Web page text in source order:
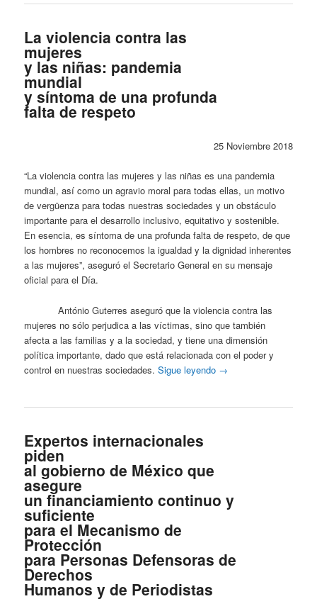
La violencia contra las
mujeres
y las niñas: pandemia
mundial
y síntoma de una profunda
falta de respeto
25 Noviembre 2018
“La violencia contra las mujeres y las niñas es una pandemia
mundial, así como un agravio moral para todas ellas, un motivo
de vergüenza para todas nuestras sociedades y un obstáculo
importante para el desarrollo inclusivo, equitativo y sostenible.
En esencia, es síntoma de una profunda falta de respeto, de que
los hombres no reconocemos la igualdad y la dignidad inherentes
a las mujeres”, aseguró el Secretario General en su mensaje
oficial para el Día.
António Guterres aseguró que la violencia contra las
mujeres no sólo perjudica a las víctimas, sino que también
afecta a las familias y a la sociedad, y tiene una dimensión
política importante, dado que está relacionada con el poder y
control en nuestras sociedades.Sigue leyendo →
Expertos internacionales
piden
al gobierno de México que
asegure
un financiamiento continuo y
suficiente
para el Mecanismo de
Protección
para Personas Defensoras de
Derechos
Humanos y de Periodistas